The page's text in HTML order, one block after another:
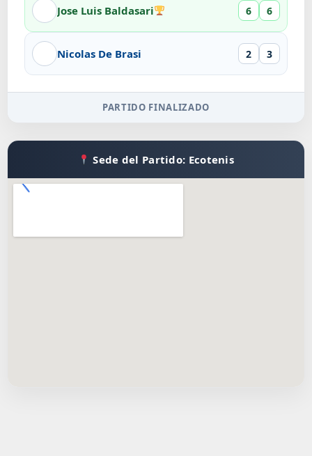
Jose Luis Baldasari 6 6
Nicolas De Brasi 2 3
PARTIDO FINALIZADO
Sede del Partido: Ecotenis